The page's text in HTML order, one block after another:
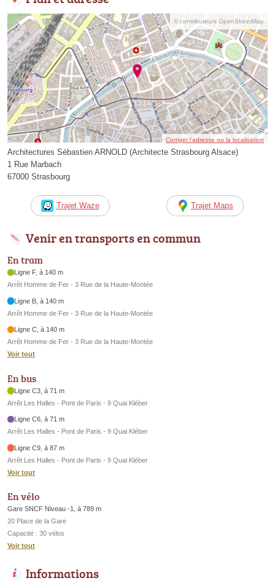
© contributeurs OpenStreetMap
Corriger l’adresse ou la localisation
Architectures Sébastien ARNOLD (Architecte Strasbourg Alsace)
1 Rue Marbach
67000 Strasbourg
Trajet Waze Trajet Maps
Venir en transports en commun
En tram
Ligne F, à 140 m
Arrêt Homme de Fer - 3 Rue de la Haute-Montée
Ligne B, à 140 m
Arrêt Homme de Fer - 3 Rue de la Haute-Montée
Ligne C, à 140 m
Arrêt Homme de Fer - 3 Rue de la Haute-Montée
Voir tout
En bus
Ligne C3, à 71 m
Arrêt Les Halles - Pont de Paris - 9 Quai Kléber
Ligne C6, à 71 m
Arrêt Les Halles - Pont de Paris - 9 Quai Kléber
Ligne C9, à 87 m
Arrêt Les Halles - Pont de Paris - 9 Quai Kléber
Voir tout
En vélo
Gare SNCF Niveau -1, à 789 m
20 Place de la Gare
Capacité : 30 vélos
Voir tout
Informations